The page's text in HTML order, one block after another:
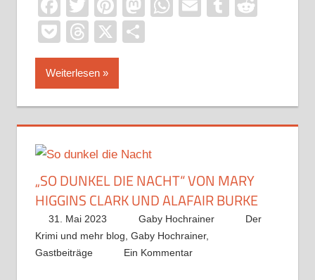
Facebook
TwitterPinterest
Mastodon
WhatsApp
EmailTumblr
PocketThreads
X
Weiterlesen
„SO DUNKEL DIE NACHT“ VON MARY
HIGGINS CLARK UND ALAFAIR BURKE
31. Mai 2023 Gaby Hochrainer
Der
Krimi und mehr blog Gaby Hochrainer,
Gastbeiträge
Ein Kommentar